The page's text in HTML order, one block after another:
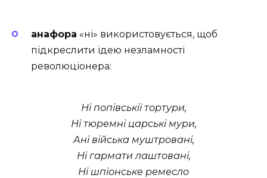
анафора «ні» використовується, щоб
підкреслити ідею незламності
революціонера:
Ні попівськії тортури,
Ні тюремні царські мури,
Ані війська муштровані,
Ні гармати лаштовані,
Ні шпіонське ремесло